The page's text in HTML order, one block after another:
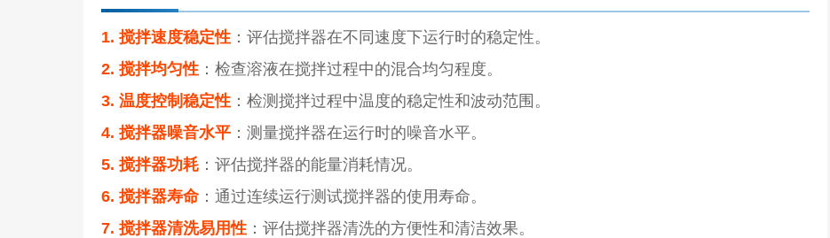
1. 搅拌速度稳定性 ：评估搅拌器在不同速度下运行时的稳定性。
2. 搅拌均匀性 ：检查溶液在搅拌过程中的混合均匀程度。
3. 温度控制稳定性 ：检测搅拌过程中温度的稳定性和波动范围。
4. 搅拌器噪音水平 ：测量搅拌器在运行时的噪音水平。
5. 搅拌器功耗 ：评估搅拌器的能量消耗情况。
6. 搅拌器寿命：通过连续运行测试搅拌器的使用寿命。
7. 搅拌器清洗易用性 ：评估搅拌器清洗的方便性和清洁效果。